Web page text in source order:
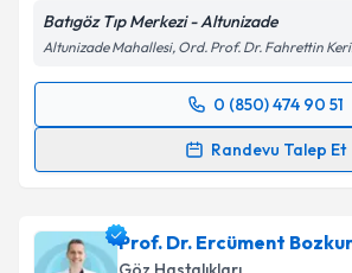
Batıgöz Tıp Merkezi - Altunizade
Altunizade Mahallesi, Ord. Prof. Dr. Fahrettin
0 (850) 474 90 51
Randevu Talep Et
Randevu Takvimi Talebi
takvim hazırlandığında e-posta ile
Prof. Dr. Ercüment